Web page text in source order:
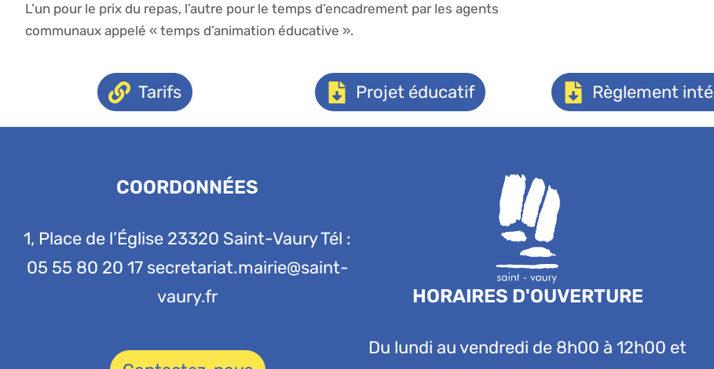
L’un pour le prix du repas, l’autre pour le temps d’encadrement par les agents
communaux appelé « temps d’animation éducative ».
Tarifs Projet éducatif Règlement
COORDONNÉES
1, Place de l’Église 23320 Saint-Vaury Tél :
05 55 80 20 17 secretariat.mairie@saint-
vaury.fr
HORAIRES D'OUVERTURE
Du lundi au vendredi de 8h00 à 12h00 et